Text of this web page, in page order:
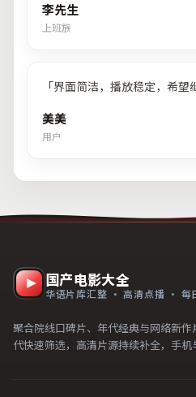
李先生
上班族
「界面简洁，播放稳定，希望
美美
用户
国产电影大全
华语片库汇整 · 高清点播 · 每
聚合院线口碑片、年代经典与网络新
代快速筛选，高清片源持续补全，手机